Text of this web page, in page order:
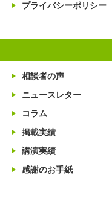
プライバシーポリシー
相談者の声
ニュースレター
コラム
掲載実績
講演実績
感謝のお手紙